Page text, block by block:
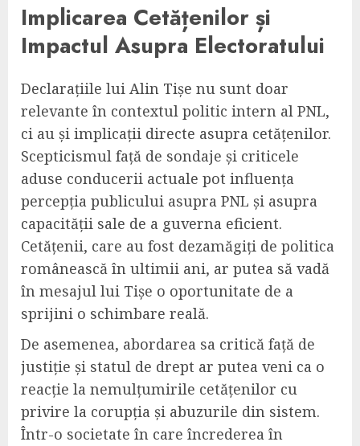
Implicarea Cetățenilor și
Impactul Asupra Electoratului
Declarațiile lui Alin Tișe nu sunt doar
relevante în contextul politic intern al PNL,
ci au și implicații directe asupra cetățenilor.
Scepticismul față de sondaje și criticele
aduse conducerii actuale pot influența
percepția publicului asupra PNL și asupra
capacității sale de a guverna eficient.
Cetățenii, care au fost dezamăgiți de politica
românească în ultimii ani, ar putea să vadă
în mesajul lui Tișe o oportunitate de a
sprijini o schimbare reală.
De asemenea, abordarea sa critică față de
justiție și statul de drept ar putea veni ca o
reacție la nemulțumirile cetățenilor cu
privire la corupția și abuzurile din sistem.
Într-o societate în care încrederea în